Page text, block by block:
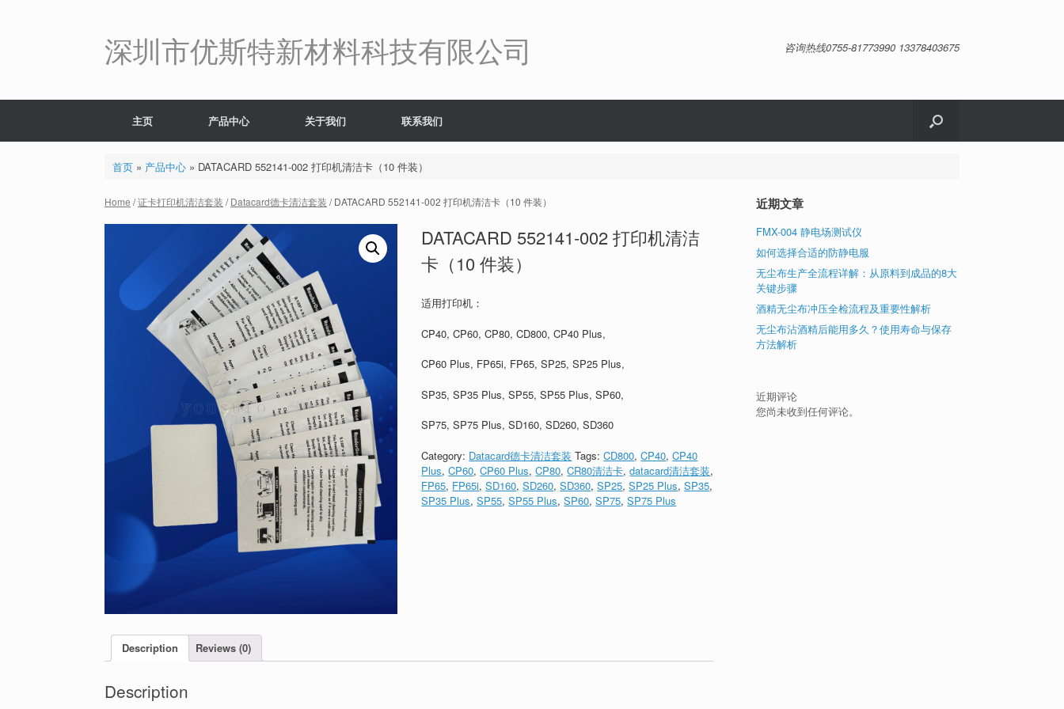
深圳市优斯特新材料科技有限公司 咨询热线0755-81773990 13378403675
主页 产品中心 关于我们 联系我们
首页» 产品中心» DATACARD 552141-002 打印机清洁卡（10 件装）
Home /证卡打印机清洁套装 /Datacard德卡清洁套装 / DATACARD 552141-002 打印机清洁卡（10 件装）
DATACARD 552141-002 打印机清洁
卡（10 件装）
适用打印机：
CP40, CP60, CP80, CD800, CP40 Plus,
CP60 Plus, FP65i, FP65, SP25, SP25 Plus,
SP35, SP35 Plus, SP55, SP55 Plus, SP60,
SP75, SP75 Plus, SD160, SD260, SD360
Category: Datacard德卡清洁套装 Tags:CD800,CP40,CP40
Plus,CP60,CP60 Plus,CP80,CR80清洁卡,datacard清洁套装,
FP65, FP65i,SD160,SD260,SD360,SP25,SP25 Plus,SP35,
SP35 Plus,SP55,SP55 Plus,SP60,SP75,SP75 Plus
Description Reviews (0)
Description
近期文章
FMX-004 静电场测试仪
如何选择合适的防静电服
无尘布生产全流程详解：从原料到成品的8大
关键步骤
酒精无尘布冲压全检流程及重要性解析
无尘布沾酒精后能用多久？使用寿命与保存
方法解析
近期评论
您尚未收到任何评论。